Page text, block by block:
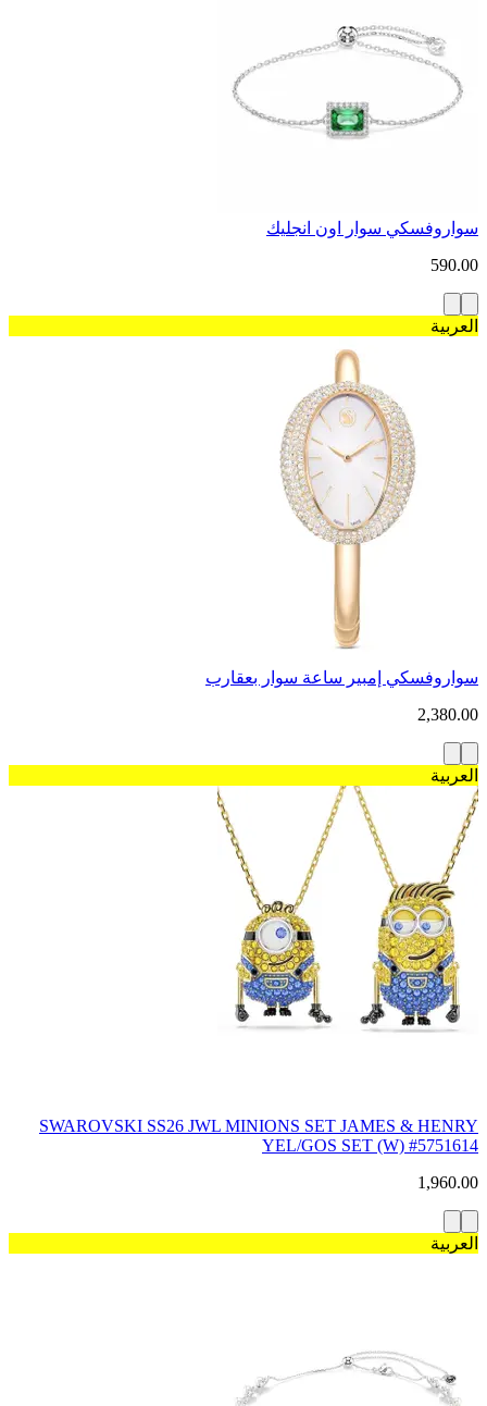
سواروفسكي سوار اون انجليك
590.00
العربية
سواروفسكي إمبير ساعة سوار بعقارب
2,380.00
العربية
SWAROVSKI SS26 JWL MINIONS SET JAMES & HENRY
YEL/GOS SET (W) #5751614
1,960.00
العربية